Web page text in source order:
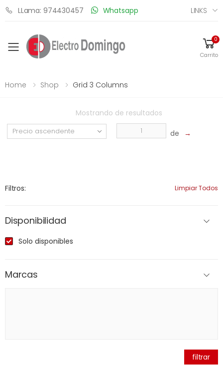
LLama: 974430457 Whatsapp LINKS
Toggle mobile menu
0
Carrito
Home Shop Grid 3 Columns
Mostrando de resultados
de →
Filtros: Limpiar Todos
Disponibilidad
Solo disponibles
Marcas
filtrar